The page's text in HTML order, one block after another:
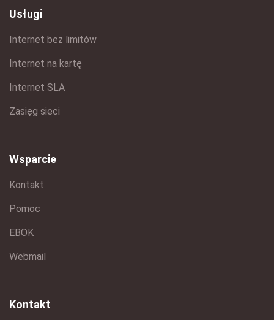
Usługi
Internet bez limitów
Internet na kartę
Internet SLA
Zasięg sieci
Wsparcie
Kontakt
Pomoc
EBOK
Webmail
Kontakt